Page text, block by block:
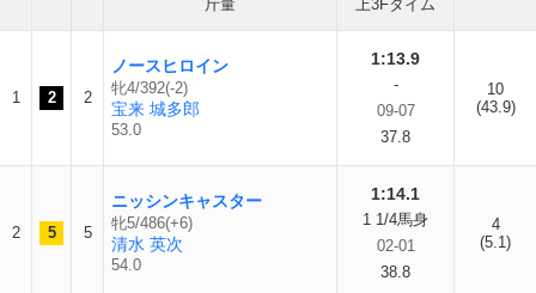
斤量
上3Fタイム
1 2 2
ノースヒロイン
牝4/392(-2)
宝来 城多郎
53.0
1:13.9
-
09-07
37.8
10
(43.9)
2 5 5
ニッシンキャスター
牝5/486(+6)
清水 英次
54.0
1:14.1
1 1/4馬身
02-01
38.8
4
(5.1)